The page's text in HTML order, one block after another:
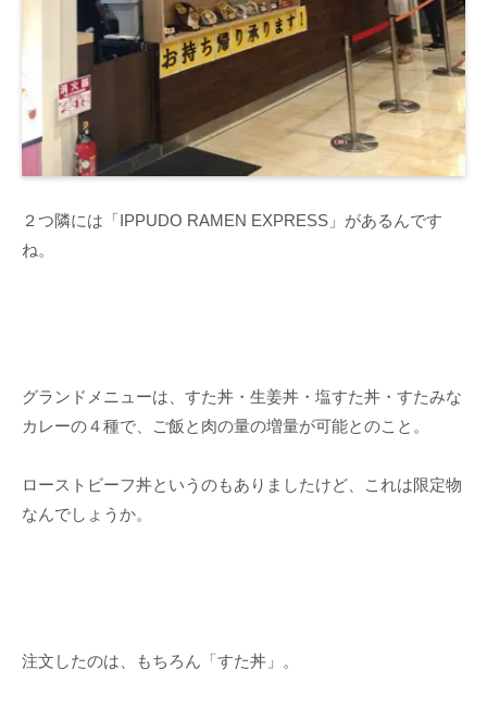
２つ隣には「IPPUDO RAMEN EXPRESS」があるんです
ね。
グランドメニューは、すた丼・生姜丼・塩すた丼・すたみな
カレーの４種で、ご飯と肉の量の増量が可能とのこと。
ローストビーフ丼というのもありましたけど、これは限定物
なんでしょうか。
注文したのは、もちろん「すた丼」。